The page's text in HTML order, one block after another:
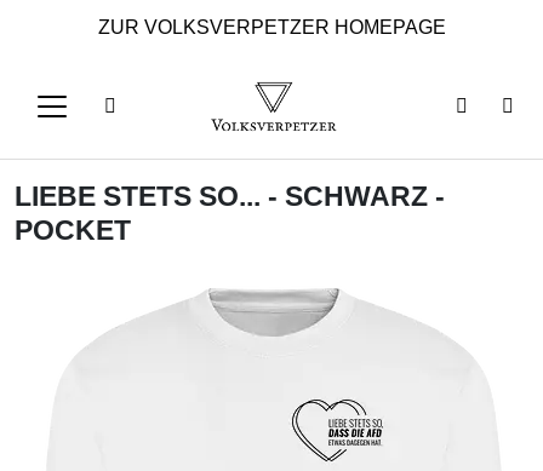
ZUR VOLKSVERPETZER HOMEPAGE
LIEBE STETS SO... - SCHWARZ -
POCKET